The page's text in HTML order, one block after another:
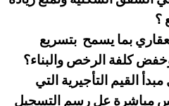
؟
بما يسمح بتسريع
كلفة الرخص والبناء؟
القيم التأجيرية التي
مباشرة عل رسم التسجيل